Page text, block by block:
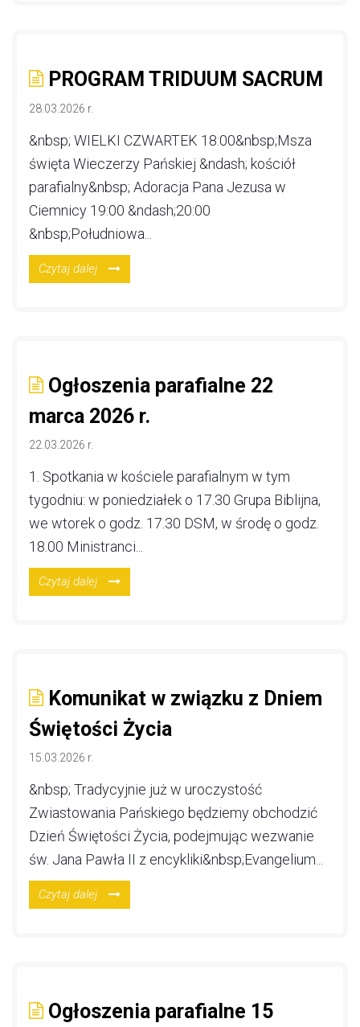
PROGRAM TRIDUUM SACRUM
28.03.2026 r.
&nbsp; WIELKI CZWARTEK 18:00​&nbsp;Msza
święta Wieczerzy Pańskiej &ndash; kościół
parafialny&nbsp; Adoracja Pana Jezusa w
Ciemnicy 19:00 &ndash;​20:00​
&nbsp;Południowa...
Czytaj dalej
Ogłoszenia parafialne 22
marca 2026 r.
22.03.2026 r.
1. Spotkania w kościele parafialnym w tym
tygodniu: w poniedziałek o 17.30 Grupa Biblijna,
we wtorek o godz. 17.30 DSM, w środę o godz.
18.00 Ministranci...
Czytaj dalej
Komunikat w związku z Dniem
Świętości Życia
15.03.2026 r.
&nbsp; Tradycyjnie już w uroczystość
Zwiastowania Pańskiego będziemy obchodzić
Dzień Świętości Życia, podejmując wezwanie
św. Jana Pawła II z encykliki&nbsp;Evangelium...
Czytaj dalej
Ogłoszenia parafialne 15